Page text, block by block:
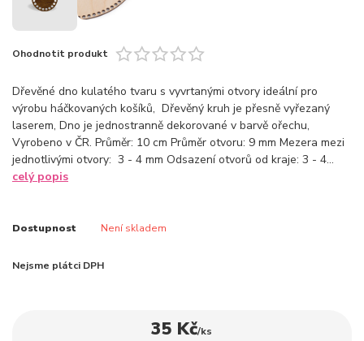
Ohodnotit produkt
Dřevěné dno kulatého tvaru s vyvrtanými otvory ideální pro
výrobu háčkovaných košíků, Dřevěný kruh je přesně vyřezaný
laserem, Dno je jednostranně dekorované v barvě ořechu,
Vyrobeno v ČR. Průměr: 10 cm Průměr otvoru: 9 mm Mezera mezi
jednotlivými otvory: 3 - 4 mm Odsazení otvorů od kraje: 3 - 4...
celý popis
Dostupnost Není skladem
Nejsme plátci DPH
35 Kč/ks